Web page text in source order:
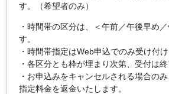
す。（希望者のみ）
・時間帯の区分は、＜午前／午後早め
す。
・時間帯指定はWeb申込でのみ受け付け
・各区分とも枠が埋まり次第、受付は終
・お申込みをキャンセルされる場合の
指定料金を返金いたします。